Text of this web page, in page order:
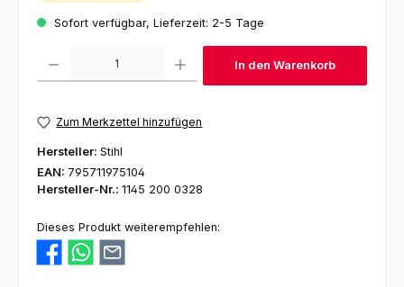
Sofort verfügbar, Lieferzeit: 2-5 Tage
In den Warenkorb
Zum Merkzettel hinzufügen
Hersteller: Stihl
EAN: 795711975104
Hersteller-Nr.: 1145 200 0328
Dieses Produkt weiterempfehlen: